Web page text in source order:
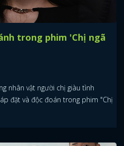
trong phim 'Chị ngã
nhân vật người chị giàu tình
đặt và độc đoán trong phim "Chị